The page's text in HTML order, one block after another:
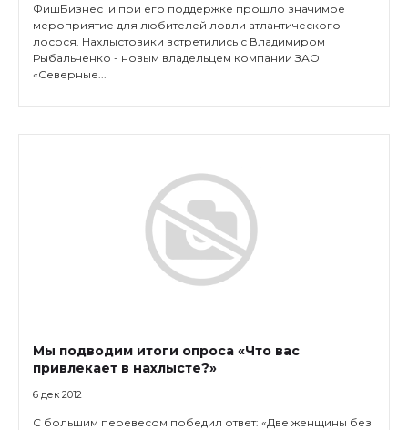
ФишБизнес и при его поддержке прошло значимое
мероприятие для любителей ловли атлантического
лосося. Нахлыстовики встретились с Владимиром
Рыбальченко - новым владельцем компании ЗАО
«Северные...
Мы подводим итоги опроса «Что вас
привлекает в нахлысте?»
6 дек 2012
С большим перевесом победил ответ: «Две женщины без